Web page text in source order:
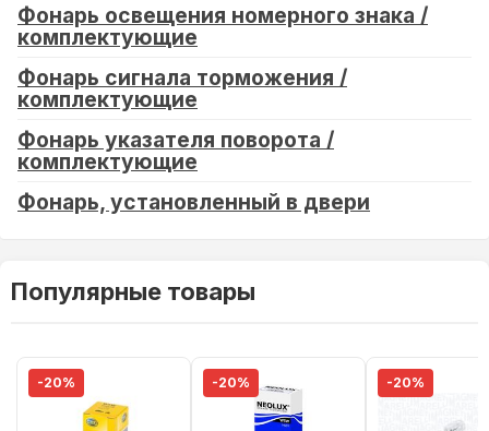
Фонарь освещения номерного знака /
комплектующие
Фонарь сигнала торможения /
комплектующие
Фонарь указателя поворота /
комплектующие
Фонарь, установленный в двери
Популярные товары
-20% -20% -20%